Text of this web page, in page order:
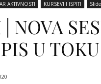
AKTIVNOSTI KURSEVI I ISPITI
NOVA
U TOKU